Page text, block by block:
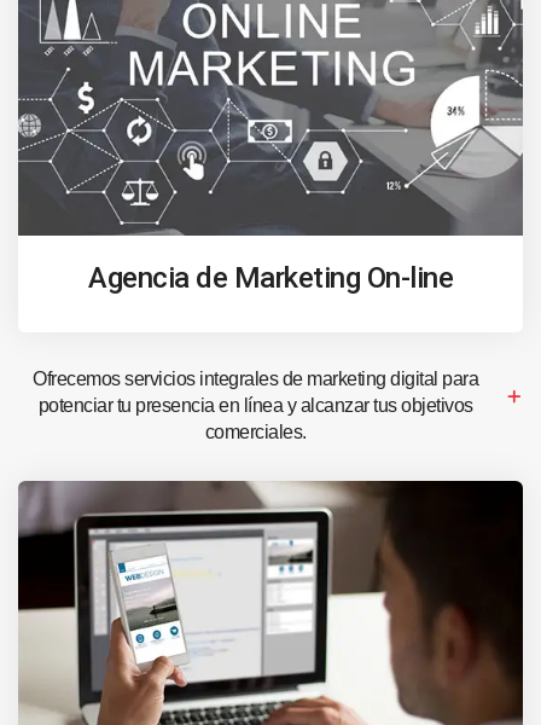
Agencia de Marketing On-line
Ofrecemos servicios integrales de marketing digital para
potenciar tu presencia en línea y alcanzar tus objetivos
comerciales.